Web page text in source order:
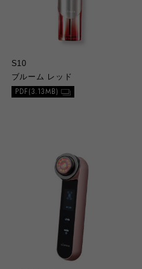
S10
ブルーム レッド
PDF(3.13MB)